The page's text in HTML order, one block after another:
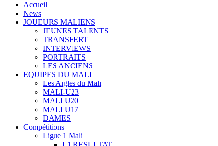
Accueil
News
JOUEURS MALIENS
JEUNES TALENTS
TRANSFERT
INTERVIEWS
PORTRAITS
LES ANCIENS
EQUIPES DU MALI
Les Aigles du Mali
MALI-U23
MALI U20
MALI U17
DAMES
Compétitions
Ligue 1 Mali
L1 RESULTAT